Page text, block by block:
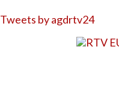
Tweets by agdrtv24